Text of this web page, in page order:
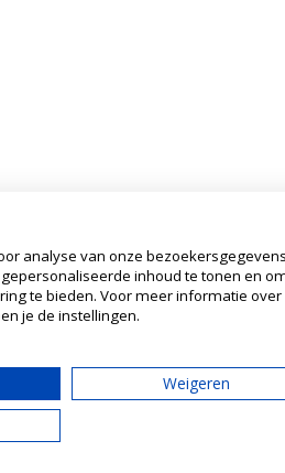
analyse van onze
inhoud te tonen en
te bieden. Voor meer informatie over
je de instellingen.
Weigeren